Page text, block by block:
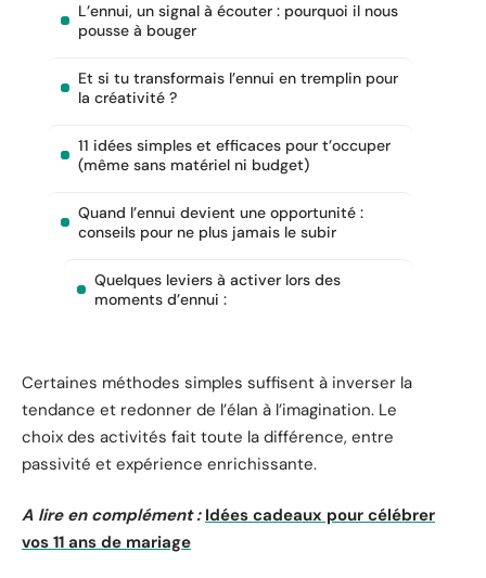
L’ennui, un signal à écouter : pourquoi il nous
pousse à bouger
Et si tu transformais l’ennui en tremplin pour
la créativité ?
11 idées simples et efficaces pour t’occuper
(même sans matériel ni budget)
Quand l’ennui devient une opportunité :
conseils pour ne plus jamais le subir
Quelques leviers à activer lors des
moments d’ennui :
Certaines méthodes simples suffisent à inverser la
tendance et redonner de l’élan à l’imagination. Le
choix des activités fait toute la différence, entre
passivité et expérience enrichissante.
A lire en complément : Idées cadeaux pour célébrer
vos 11 ans de mariage